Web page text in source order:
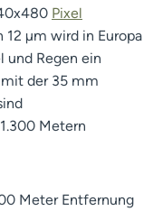
Pixel
12 µm wird in Europa
Regen ein
der 35 mm
Metern
Meter Entfernung